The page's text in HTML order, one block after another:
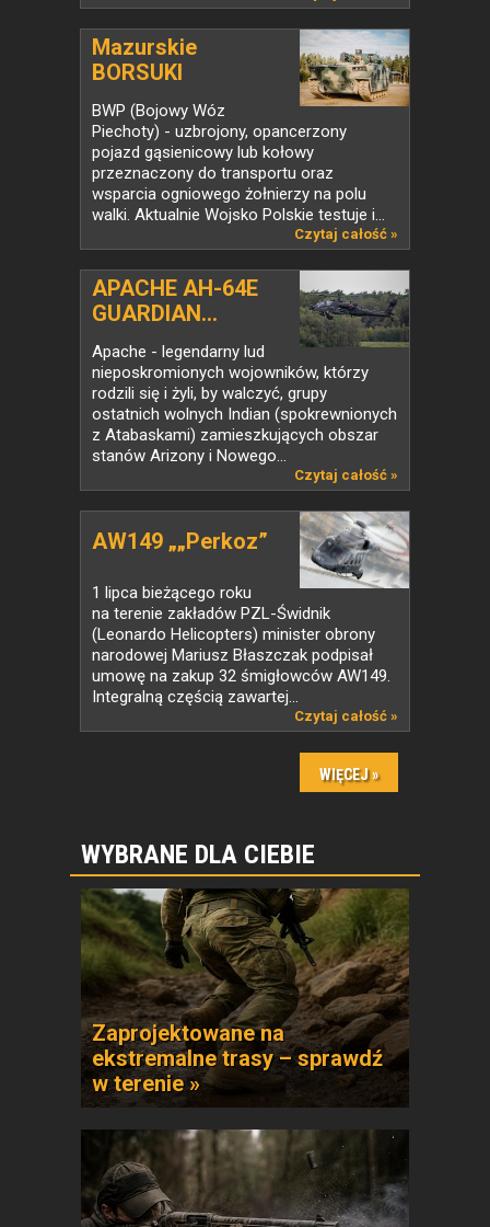
Mazurskie
BORSUKI
BWP (Bojowy Wóz
Piechoty) - uzbrojony, opancerzony
pojazd gąsienicowy lub kołowy
przeznaczony do transportu oraz
wsparcia ogniowego żołnierzy na polu
walki. Aktualnie Wojsko Polskie testuje i...
Czytaj całość »
APACHE AH-64E
GUARDIAN...
Apache - legendarny lud
nieposkromionych wojowników, którzy
rodzili się i żyli, by walczyć, grupy
ostatnich wolnych Indian (spokrewnionych
z Atabaskami) zamieszkujących obszar
stanów Arizony i Nowego...
Czytaj całość »
AW149 „„Perkoz”
1 lipca bieżącego roku
na terenie zakładów PZL-Świdnik
(Leonardo Helicopters) minister obrony
narodowej Mariusz Błaszczak podpisał
umowę na zakup 32 śmigłowców AW149.
Integralną częścią zawartej...
Czytaj całość »
WYBRANE DLA CIEBIE
Zaprojektowane na
ekstremalne trasy – sprawdź
w terenie »